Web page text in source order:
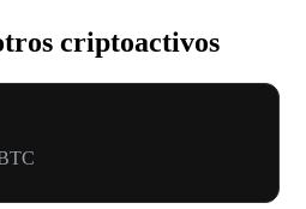
criptoactivos